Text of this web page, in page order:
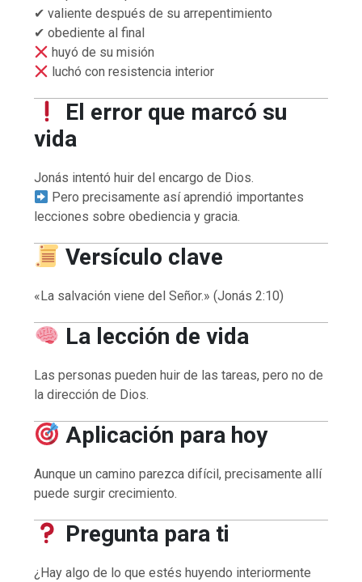
✔ valiente después de su arrepentimiento
✔ obediente al final
huyó de su misión
luchó con resistencia interior
El error que marcó su
vida
Jonás intentó huir del encargo de Dios.
Pero precisamente así aprendió importantes
lecciones sobre obediencia y gracia.
Versículo clave
«La salvación viene del Señor.» (Jonás 2:10)
La lección de vida
Las personas pueden huir de las tareas, pero no de
la dirección de Dios.
Aplicación para hoy
Aunque un camino parezca difícil, precisamente allí
puede surgir crecimiento.
Pregunta para ti
¿Hay algo de lo que estés huyendo interiormente